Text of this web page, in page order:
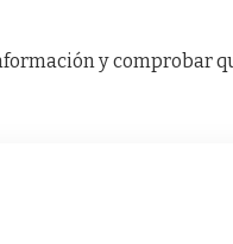
y comprobar